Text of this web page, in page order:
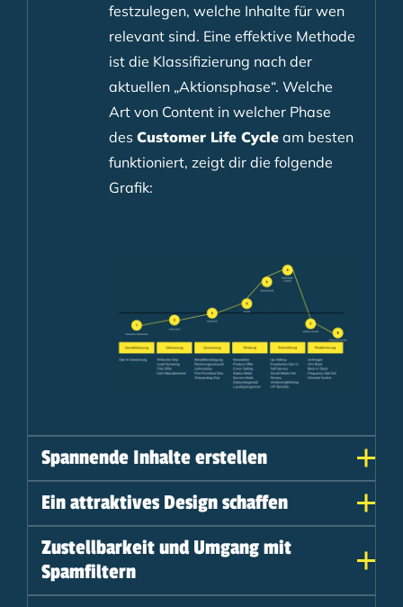
festzulegen, welche Inhalte für wen
relevant sind. Eine effektive Methode
ist die Klassifizierung nach der
aktuellen „Aktionsphase“. Welche
Art von Content in welcher Phase
des Customer Life Cycle am besten
funktioniert, zeigt dir die folgende
Grafik:
Spannende Inhalte erstellen
Ein attraktives Design schaffen
Zustellbarkeit und Umgang mit
Spamfiltern